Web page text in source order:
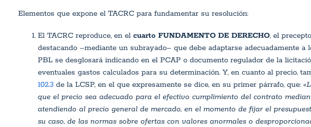
Elementos que expone el TACRC para fundamentar su resolución:
El TACRC reproduce, en el cuarto FUNDAMENTO DE DERECHO, el
destacando –mediante un subrayado– que debe adaptarse adecuadamente a
PBL se desglosará indicando en el PCAP o documento regulador de la
eventuales gastos calculados para su determinación. Y, en cuanto al precio,
102.3 de la LCSP, en el que expresamente se dice, en su primer párrafo, que: «
que el precio sea adecuado para el efectivo cumplimiento del contrato
atendiendo al precio general de mercado, en el momento de fijar el
su caso, de las normas sobre ofertas con valores anormales o